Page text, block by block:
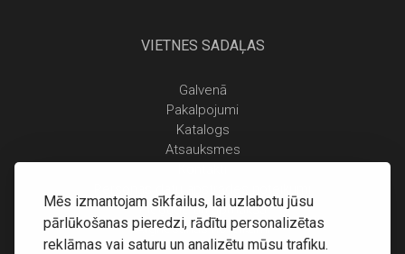
Mēs izmantojam sīkfailus, lai uzlabotu jūsu
pārlūkošanas pieredzi, rādītu personalizētas
reklāmas vai saturu un analizētu mūsu trafiku.
VIETNES SADAĻAS
Galvenā
Pakalpojumi
Katalogs
Atsauksmes
Piegāde un apmaksa
Atgriešanas noteikumi